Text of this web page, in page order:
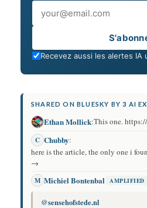
Recevez aussi les alertes IA
SHARED ON BLUESKY BY 3 AI
Ethan Mollick:This one.
C Chubby:
here is the article, the only one i
→
M Michiel Bontenbal AMPLIFIED
@sensehofstede.nl